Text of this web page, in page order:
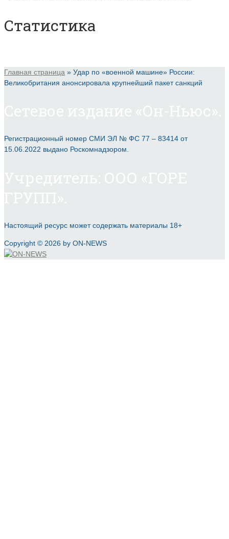
Статистика
Главная страница » Удар по «военной машине» России:
Великобритания анонсировала крупнейший пакет санкций
Регистрационный номер СМИ ЭЛ № ФС 77 – 83414 от
15.06.2022 выдано Роскомнадзором.
Настоящий ресурс может содержать материалы 18+
Copyright © 2026 by ON-NEWS